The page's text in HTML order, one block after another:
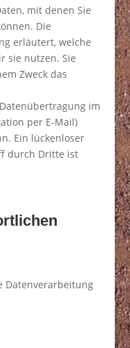
mit denen Sie
Die
erläutert, welche
sie nutzen. Sie
Zweck das
im
per E-Mail)
Ein lückenloser
durch Dritte ist
Datenverarbeitung